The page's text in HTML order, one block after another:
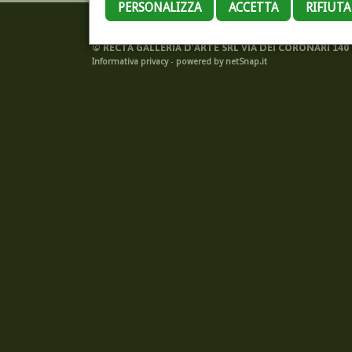
PERSONALIZZA ACCETTA
©RECTA GALLERIA D'ARTE SRL VIA DEI CORONARI
Informativa privacy- powered by netSnap.it